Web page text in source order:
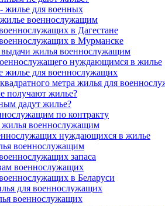
жилье для военных
жилье военнослужащим
в Дагестане
в Мурманске
жилья военнослужащим
нуждающимся в жилье
жилье для военнослужащих
метра жилья для
получают жилье?
дадут жилье?
по контракту
военнослужащим
нуждающихся в жилье
военнослужащим
запаса
военнослужащих
в Беларуси
для военнослужащих
военнослужащих